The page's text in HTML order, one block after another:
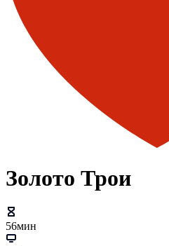
Золото Трои
56мин